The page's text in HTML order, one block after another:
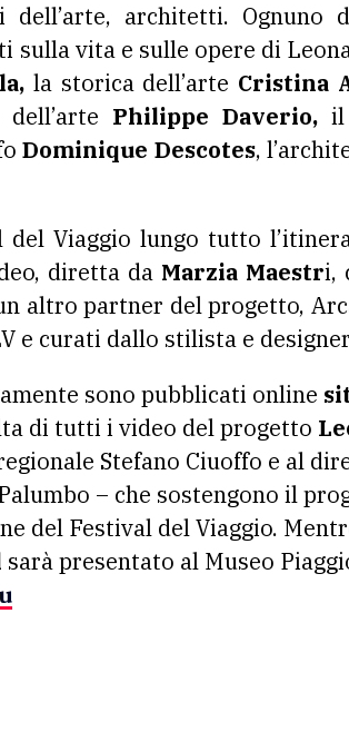
architetti. Ognuno
sulla vita e sulle opere di
la storica dell’arte Cristina
Philippe Daverio,il
Dominique Descotes,
Viaggio lungo tutto
diretta da Marzia Maestri,
altro partner del progetto,
e curati dallo stilista e
sono pubblicati online
di tutti i video del progetto
Stefano Ciuoffo e al
– che sostengono il
del Festival del Viaggio.
sarà presentato al Museo